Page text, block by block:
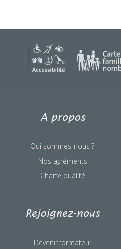
A propos
Qui sommes-nous ?
Nos agréments
Charte qualité
Rejoignez-nous
Devenir formateur